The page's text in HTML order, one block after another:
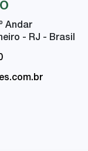
Andar
- RJ - Brasil